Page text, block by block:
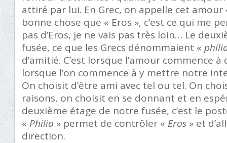
attiré par lui. En Grec, on appelle cet amour
bonne chose que « Eros », c’est ce qui me
pas d’Eros, je ne vais pas très loin… Le
fusée, ce que les Grecs dénommaient «
d’amitié. C’est lorsque l’amour commence
lorsque l’on commence à y mettre notre
On choisit d’être ami avec tel ou tel. On
raisons, on choisit en se donnant et en
deuxième étage de notre fusée, c’est le
« Philia » permet de contrôler « Eros » et
direction.